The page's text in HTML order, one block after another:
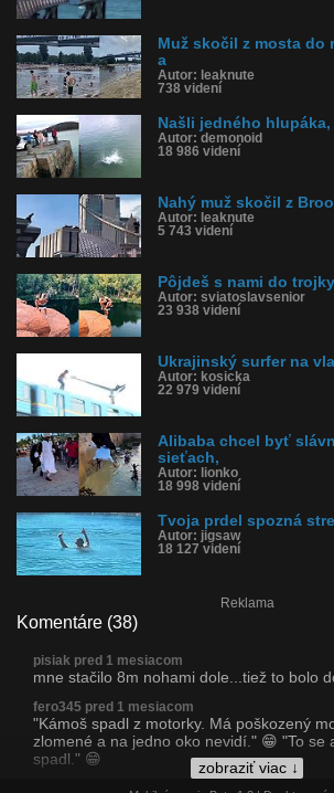
Muž skočil z mosta do
a
Autor: leaknute
738 videní
Našli jedného
Autor: demonoid
18 986 videní
Nahý muž skočil z
Autor: leaknute
5 743 videní
Pôjdeš s nami do
Autor: sviatoslavsenior
23 938 videní
Ukrajinský surfer na
Autor: kosicka
22 979 videní
Alibaba chcel byť
sieťach,
Autor: lionko
18 998 videní
Tvoja prdel spozná
Autor: jigsaw
18 127 videní
Reklama
Komentáre (38)
zobraziť viac ↓
pisiak pred 1 mesiacom
mne stačilo 8m nohami dole...tiež to bolo
fero345 pred 1 mesiacom
"Kámoš spadl z motorky. Má poškozený
zlomené a na jedno oko nevidí." 😁 "To se
spadl." 😁
efajka pred 1 mesiacom